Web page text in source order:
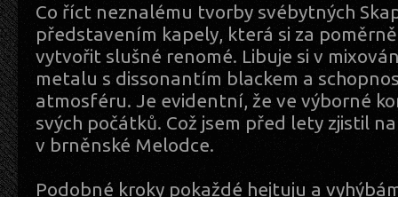
Co říct neznalému tvorby svébytných
představením kapely, která si za
vytvořit slušné renomé. Libuje si v
metalu s dissonantím blackem a
atmosféru. Je evidentní, že ve výborné
svých počátků. Což jsem před lety zjistil
v brněnské Melodce.
Podobné kroky pokaždé hejtuju a